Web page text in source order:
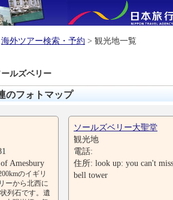
海外ツアー検索・予約 > 観光地一覧
ールズベリー
のフォトマップ
Amesbury
のイギリ
ーから北西に
列石です。遺
ソールズベリー大聖堂
観光地
電話:
住所: look up: you can't
bell tower